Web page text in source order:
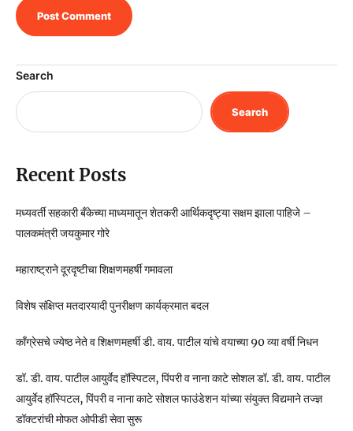
Search
Search
Recent Posts
मध्यवर्ती सहकारी बँकेच्या माध्यमातून शेतकरी आर्थिकदृष्ट्या सक्षम झाला पाहिजे –
पालकमंत्री जयकुमार गोरे
महाराष्ट्राने दूरदृष्टीचा शिक्षणमहर्षी गमावला
विशेष संक्षिप्त मतदारयादी पुनरीक्षण कार्यक्रमात बदल
काँग्रेसचे ज्येष्ठ नेते व शिक्षणमहर्षी डी. वाय. पाटील यांचे वयाच्या 90 व्या वर्षी निधन
डॉ. डी. वाय. पाटील आयुर्वेद हॉस्पिटल, पिंपरी व नाना काटे सोशल डॉ. डी. वाय. पाटील
आयुर्वेद हॉस्पिटल, पिंपरी व नाना काटे सोशल फाउंडेशन यांच्या संयुक्त विद्यमाने तज्ज्ञ
डॉक्टरांची मोफत ओपीडी सेवा सुरू